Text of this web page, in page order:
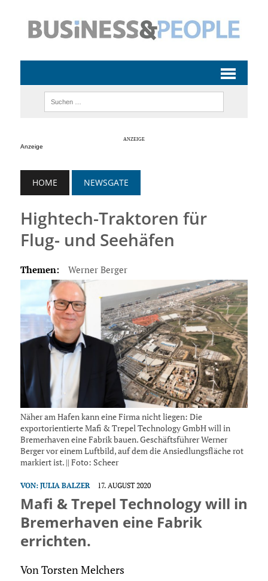
Anzeige
HOME NEWSGATE
Hightech-Traktoren für
Flug- und Seehäfen
Themen: Werner Berger
Näher am Hafen kann eine Firma nicht liegen: Die
exportorientierte Mafi & Trepel Technology GmbH will in
Bremerhaven eine Fabrik bauen. Geschäftsführer Werner
Berger vor einem Luftbild, auf dem die Ansiedlungsfläche rot
markiert ist. || Foto: Scheer
VON: JULIA BALZER 17. AUGUST 2020
Mafi & Trepel Technology will in
Bremerhaven eine Fabrik
errichten.
Von Torsten Melchers